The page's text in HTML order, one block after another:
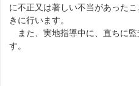
に不正又は著しい不当があった
きに行います。
また、実地指導中に、直ちに監
す。